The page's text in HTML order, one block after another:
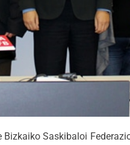
Saskibaloi